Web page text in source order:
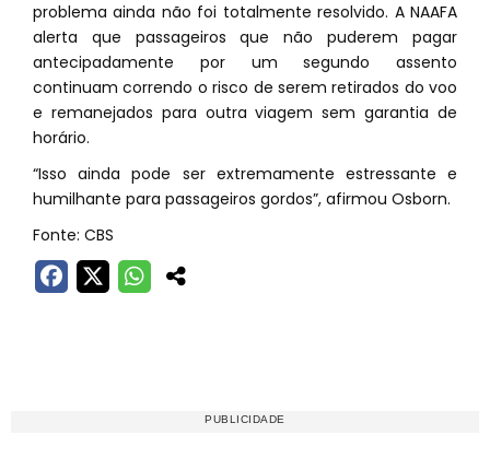
problema ainda não foi totalmente resolvido. A NAAFA
alerta que passageiros que não puderem pagar
antecipadamente por um segundo assento
continuam correndo o risco de serem retirados do voo
e remanejados para outra viagem sem garantia de
horário.
“Isso ainda pode ser extremamente estressante e
humilhante para passageiros gordos”, afirmou Osborn.
Fonte: CBS